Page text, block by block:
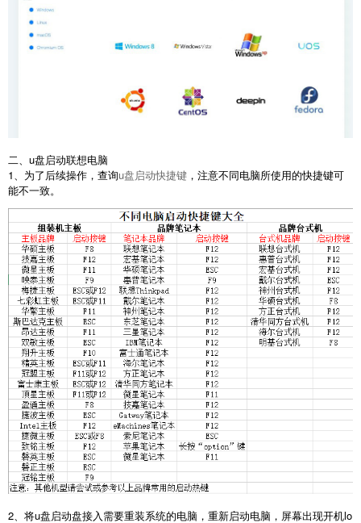
二、u盘启动联想电脑
1、为了后续操作，查询u盘启动快捷键 ，注意不同电脑所使用的快捷键可
能不一致。
2、将u盘启动盘接入需要重装系统的电脑，重新启动电脑，屏幕出现开机lo